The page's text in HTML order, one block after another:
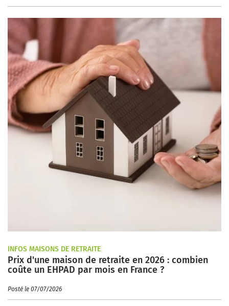
INFOS MAISONS DE RETRAITE
Prix d'une maison de retraite en 2026 : combien
coûte un EHPAD par mois en France ?
Posté le 07/07/2026